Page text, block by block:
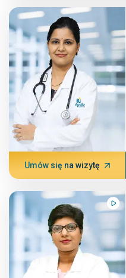
Umów się na wizytę